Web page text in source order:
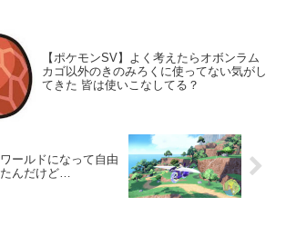
【ポケモンSV】よく考えたらオボンラム
カゴ以外のきのみろくに使ってない気がし
てきた 皆は使いこなしてる？
ールドになって自由
んだけど…